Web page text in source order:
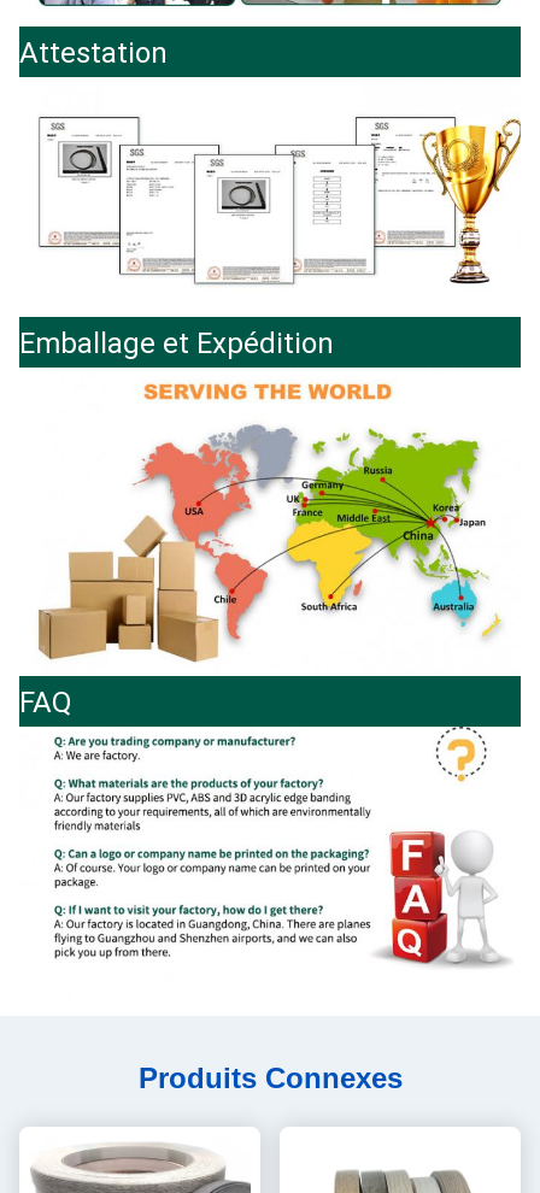
Attestation
Emballage et Expédition
FAQ
Produits Connexes